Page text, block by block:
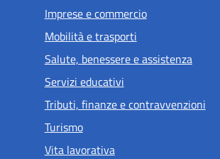
Imprese e commercio
Mobilità e trasporti
Salute, benessere e assistenza
Servizi educativi
Tributi, finanze e contravvenzioni
Turismo
Vita lavorativa